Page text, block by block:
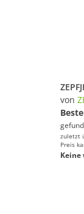
von
zuletzt
Preis
Keine